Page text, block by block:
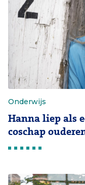
Onderwijs
Hanna liep als
coschap